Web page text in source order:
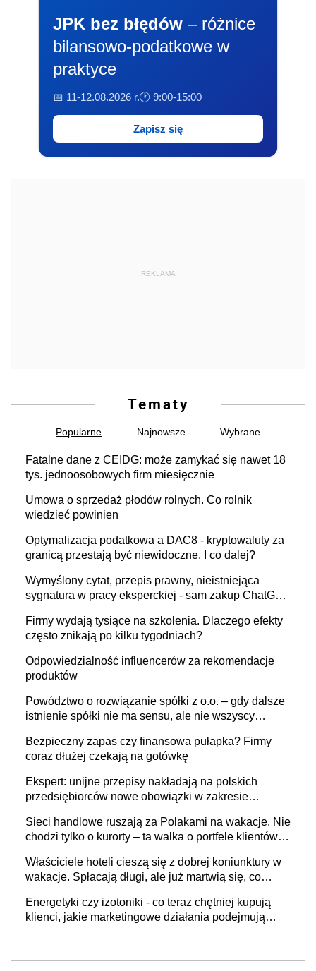
JPK bez błędów – różnice
bilansowo-podatkowe w
praktyce
📅 11-12.08.2026 r.🕐 9:00-15:00
Zapisz się
REKLAMA
Tematy
Popularne Najnowsze Wybrane
Fatalne dane z CEIDG: może zamykać się nawet 18
tys. jednoosobowych firm miesięcznie
Umowa o sprzedaż płodów rolnych. Co rolnik
wiedzieć powinien
Optymalizacja podatkowa a DAC8 - kryptowaluty za
granicą przestają być niewidoczne. I co dalej?
Wymyślony cytat, przepis prawny, nieistniejąca
sygnatura w pracy eksperckiej - sam zakup ChatGPT
Firmy wydają tysiące na szkolenia. Dlaczego efekty
często znikają po kilku tygodniach?
Odpowiedzialność influencerów za rekomendacje
produktów
Powództwo o rozwiązanie spółki z o.o. – gdy dalsze
istnienie spółki nie ma sensu, ale nie wszyscy
Bezpieczny zapas czy finansowa pułapka? Firmy
coraz dłużej czekają na gotówkę
Ekspert: unijne przepisy nakładają na polskich
przedsiębiorców nowe obowiązki w zakresie
Sieci handlowe ruszają za Polakami na wakacje. Nie
chodzi tylko o kurorty – ta walka o portfele klientów
cichu
Właściciele hoteli cieszą się z dobrej koniunktury w
wakacje. Spłacają długi, ale już martwią się, co
Energetyki czy izotoniki - co teraz chętniej kupują
klienci, jakie marketingowe działania podejmują